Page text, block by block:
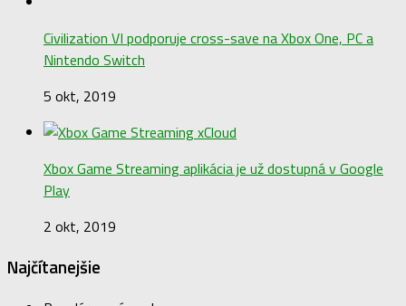
Civilization VI podporuje cross-save na Xbox One, PC a
Nintendo Switch
5 okt, 2019
Xbox Game Streaming aplikácia je už dostupná v Google
Play
2 okt, 2019
Najčítanejšie